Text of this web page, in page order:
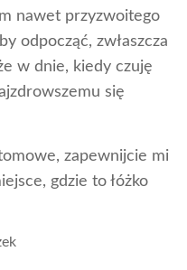
nawet przyzwoitego
odpocząć, zwłaszcza
w dnie, kiedy czuję
się
zapewnijcie mi
gdzie to łóżko